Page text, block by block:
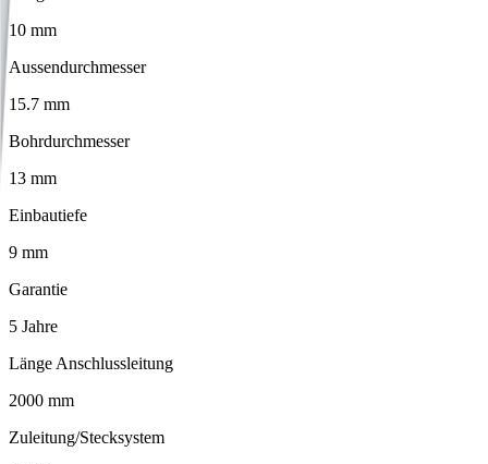
10 mm
Aussendurchmesser
15.7 mm
Bohrdurchmesser
13 mm
Einbautiefe
9 mm
Garantie
5 Jahre
Länge Anschlussleitung
2000 mm
Zuleitung/Stecksystem